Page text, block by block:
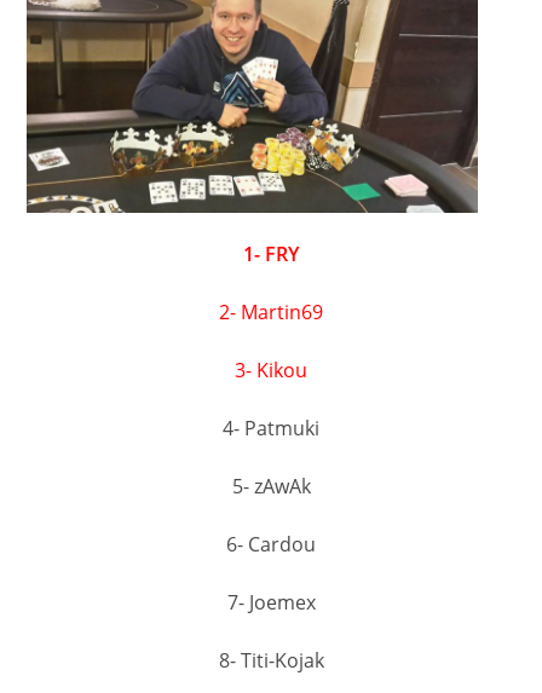
1- FRY
2- Martin69
3- Kikou
4- Patmuki
5- zAwAk
6- Cardou
7- Joemex
8- Titi-Kojak